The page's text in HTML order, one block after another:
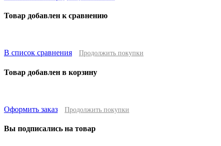
Товар добавлен к сравнению
В список сравнения Продолжить покупки
Товар добавлен в корзину
Оформить заказ Продолжить покупки
Вы подписались на товар